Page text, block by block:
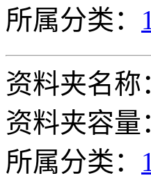
所属分类：
资料夹名称
资料夹容量
所属分类：